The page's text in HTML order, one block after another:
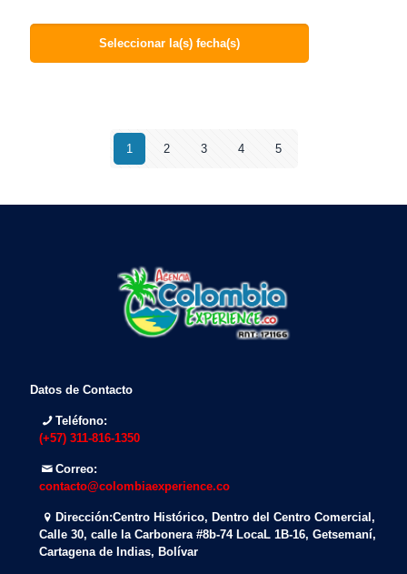
Seleccionar la(s) fecha(s)
1 2 3 4 5
Datos de Contacto
Teléfono:
(+57) 311-816-1350
Correo:
contacto@colombiaexperience.co
Dirección:Centro Histórico, Dentro del Centro Comercial,
Calle 30, calle la Carbonera #8b-74 LocaL 1B-16, Getsemaní,
Cartagena de Indias, Bolívar